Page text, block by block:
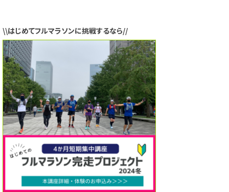
\\はじめてフルマラソンに挑戦するなら//